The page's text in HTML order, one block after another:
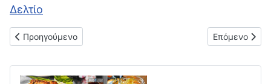
Δελτίο
Προηγούμενο άρθρο: Δελτίο μέσης εβδομαδιαίας τιμής
Προηγούμενο Επόμενο
Επόμενο